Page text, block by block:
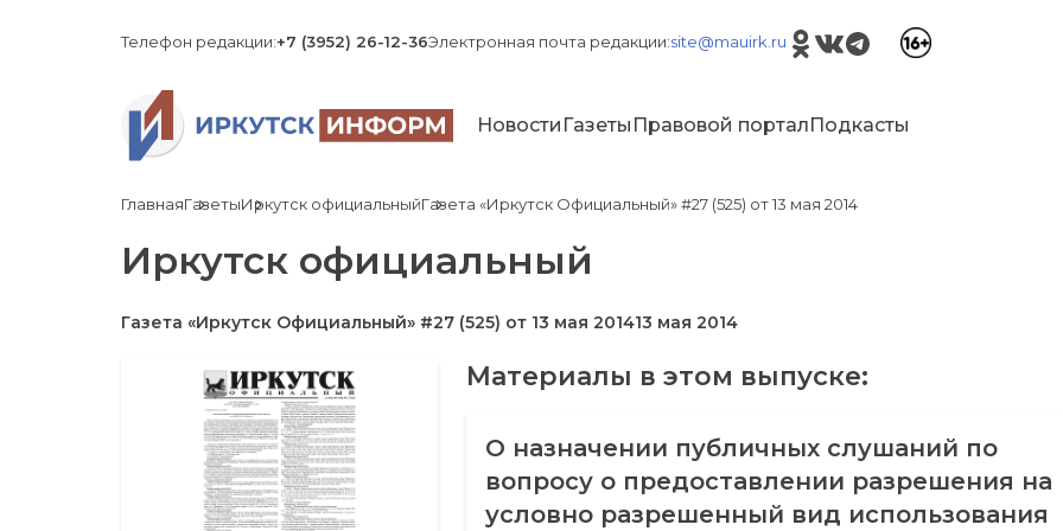
Телефон редакции:+7 (3952) 26-12-36Электронная почта редакции:site@mauirk.ru
Новости Газеты Правовой портал Подкасты
ГлавнаяГазетыИркутск официальныйГазета «Иркутск Официальный» #27 (525) от 13 мая 2014
Иркутск официальный
Газета «Иркутск Официальный» #27 (525) от 13 мая 201413 мая 2014
Материалы в этом выпуске:
О назначении публичных слушаний по
вопросу о предоставлении разрешения на
условно разрешенный вид использования